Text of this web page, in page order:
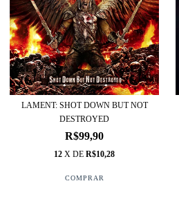
LAMENT: SHOT DOWN BUT NOT
DESTROYED
R$99,90
12 X DER$10,28